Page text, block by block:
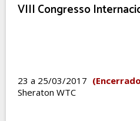
VIII Congresso
23 a 25/03/2017
Sheraton WTC